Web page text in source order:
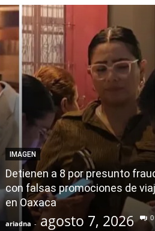
IMAGEN
Detienen a 8 por presunto
con falsas promociones de
en Oaxaca
ariadna - agosto 7, 2026 0